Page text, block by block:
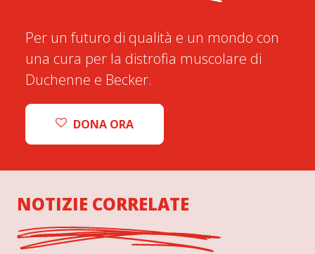
Per un futuro di qualità e un mondo con
una cura per la distrofia muscolare di
Duchenne e Becker.
DONA ORA
NOTIZIE CORRELATE